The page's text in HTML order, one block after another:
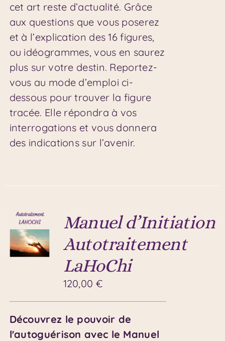
cet art reste d’actualité. Grâce
aux questions que vous poserez
et à l’explication des 16 figures,
ou idéogrammes, vous en saurez
plus sur votre destin. Reportez-
vous au mode d’emploi ci-
dessous pour trouver la figure
tracée. Elle répondra à vos
interrogations et vous donnera
des indications sur l’avenir.
Manuel d’Initiation
Autotraitement
LaHoChi
120,00 €
Découvrez le pouvoir de
l'autoguérison avec le Manuel